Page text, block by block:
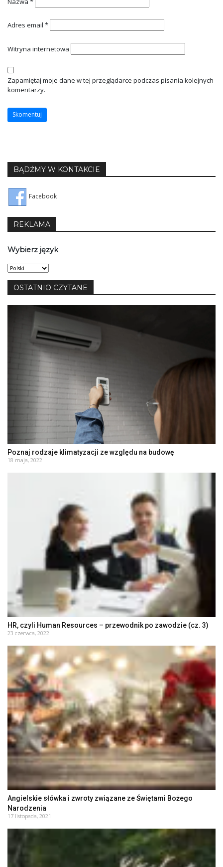
Adres email *
Witryna internetowa
Zapamiętaj moje dane w tej przeglądarce podczas pisania kolejnych
komentarzy.
BĄDŹMY W KONTAKCIE
Facebook
REKLAMA
Wybierz język
Wybierz
język
OSTATNIO CZYTANE
Poznaj rodzaje klimatyzacji ze względu na budowę
18 maja, 2022
HR, czyli Human Resources – przewodnik po zawodzie (cz. 3)
23 czerwca, 2022
Angielskie słówka i zwroty związane ze Świętami Bożego
Narodzenia
17 listopada, 2021